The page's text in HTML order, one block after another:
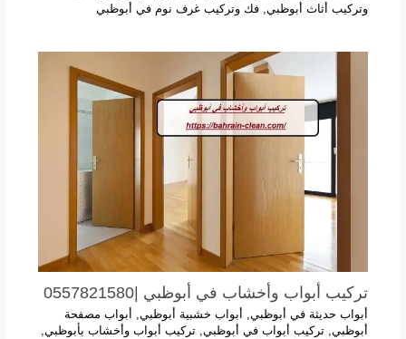
وتركيب أثاث أبوظبي فك وتركيب غرف نوم في أبوظبي
تركيب أبواب وأخشاب في أبوظبي |0557821580
أبواب حديثة في أبوظبي, أبواب خشبية أبوظبي, أبواب مصفحة
أبوظبي, تركيب أبواب في أبوظبي, تركيب أبواب وأخشاب بأبوظبي,